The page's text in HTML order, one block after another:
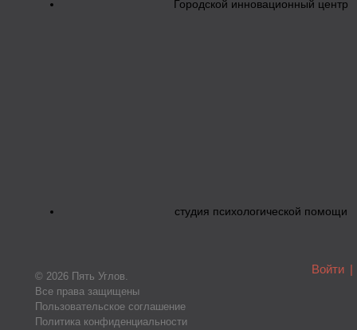
Городской инновационный центр
студия психологической помощи
© 2026 Пять Углов.
Все права защищены
Пользовательское соглашение
Политика конфиденциальности
Войти